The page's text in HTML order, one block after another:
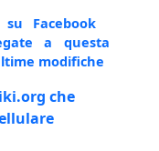
su Facebook
a questa
modifiche
che